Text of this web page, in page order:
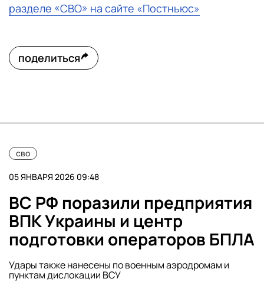
разделе «СВО» на сайте «Постньюс»
поделиться
сво
05 ЯНВАРЯ 2026 09:48
ВС РФ поразили предприятия
ВПК Украины и центр
подготовки операторов БПЛА
Удары также нанесены по военным аэродромам и
пунктам дислокации ВСУ